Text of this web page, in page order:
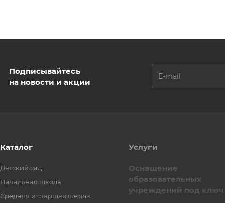
Подписывайтесь
на новости и акции
Каталог
Детский сад
Начальная школа
Средняя и старшая школа
Услуги
Оснащение
образовательных
учреждений под ключ